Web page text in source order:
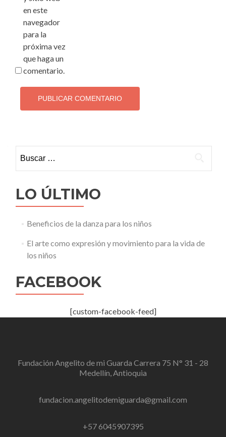
en este
navegador
para la
próxima vez
que haga un
comentario.
LO ÚLTIMO
Beneficios de la danza para los niños
El arte como expresión y movimiento para la vida de
los niños
FACEBOOK
[custom-facebook-feed]
Fundación Angelito de mi Guarda Carrera 75 N° 31 - 28
Medellín, Antioquia
fundacion.angelitodemiguarda@gmail.com
+57 6045907395